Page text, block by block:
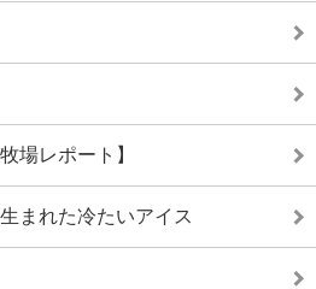
場レポート】
まれた冷たいアイス